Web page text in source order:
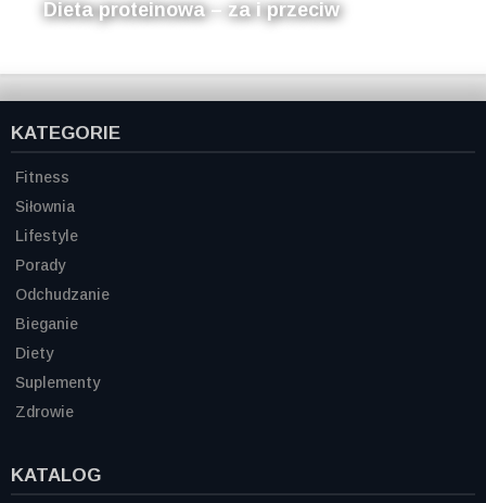
Dieta proteinowa – za i przeciw
KATEGORIE
Fitness
Siłownia
Lifestyle
Porady
Odchudzanie
Bieganie
Diety
Suplementy
Zdrowie
KATALOG